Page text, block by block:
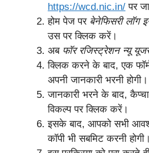
https://wcd.nic.in/ पर
होम पेज पर बेनेफिसरी लॉग
उस पर क्लिक करें।
अब फॉर रजिस्ट्रेशन न्यू
क्लिक करने के बाद, एक
अपनी जानकारी भरनी होगी।
जानकारी भरने के बाद,
विकल्प पर क्लिक करें।
इसके बाद, आपको सभी
कॉपी भी सबमिट करनी होगी।